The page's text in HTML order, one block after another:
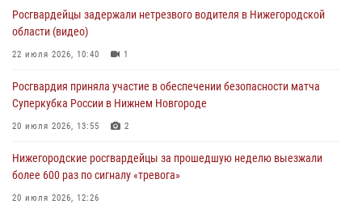
Росгвардейцы задержали нетрезвого водителя в Нижегородской
области (видео)
22 июля 2026, 10:40 1
Росгвардия приняла участие в обеспечении безопасности матча
Суперкубка России в Нижнем Новгороде
20 июля 2026, 13:55 2
Нижегородские росгвардейцы за прошедшую неделю выезжали
более 600 раз по сигналу «тревога»
20 июля 2026, 12:26